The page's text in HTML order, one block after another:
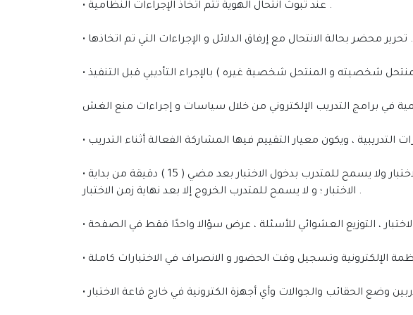
• عند تبوث انتحال الهوية تتم اتخاذ الإجراءات النظامية .
• ﺗﺤﺮﻳﺮ ﻣﺤﻀﺮ بحالة الانتحال ﻣﻊ إرﻓﺎق الدلائل و الإجراءات التي تم اتخاذها .
• في الدورات التي تتضمن اختبارات يتم فتح الاختبارات الإلكترونية واستقبال المتدربين عند بدء فترة الاختبار ولا يسمح للمتدرب بدخول الاختبار بعد مضي ( 15 ) دقيقة من بداية
الاختبار ؛ و لا يسمح للمتدرب الخروج إلا بعد نهاية زمن الاختبار .